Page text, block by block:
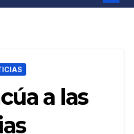
a las